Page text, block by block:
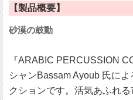
【製品概要】
砂漠の鼓動
『ARABIC PERCUSSION
シャンBassam Ayoub 氏に
クションです。活気あふれ